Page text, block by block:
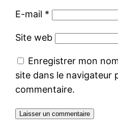
E-mail *
Site web
Enregistrer mon
site dans le navigateur
commentaire.